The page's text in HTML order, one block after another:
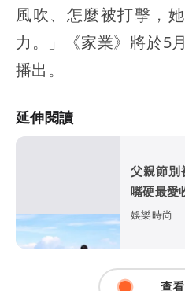
風吹、怎麼被打擊，
力。」《家業》將於5
播出。
延伸閱讀
父親節別
嘴硬最愛
娛樂時尚
查